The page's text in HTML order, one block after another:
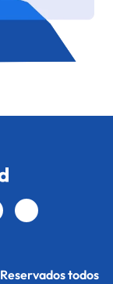
todos